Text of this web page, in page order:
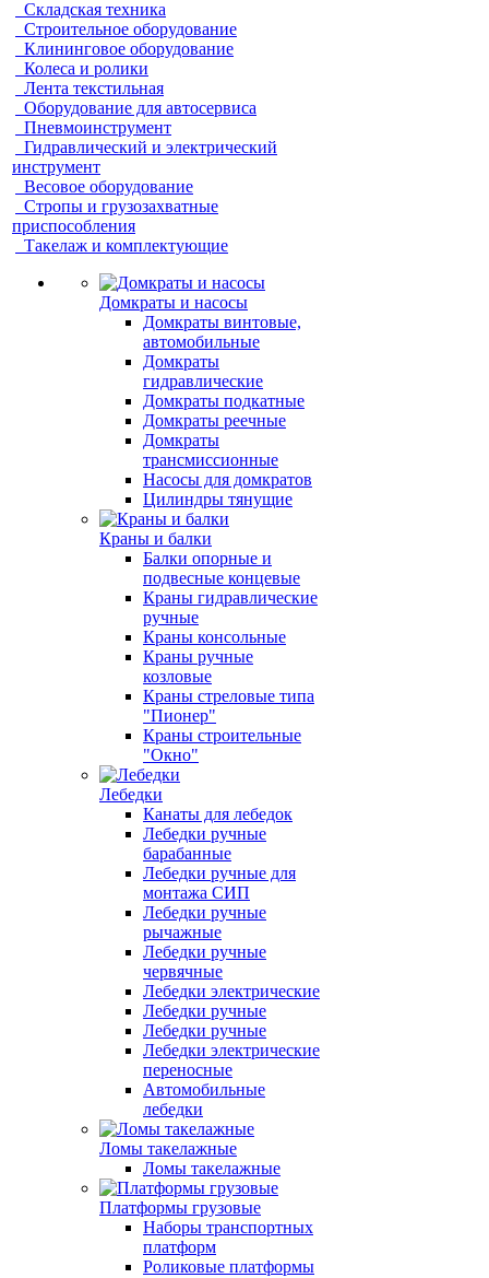
Складская техника
Строительное оборудование
Клининговое оборудование
Колеса и ролики
Лента текстильная
Оборудование для автосервиса
Пневмоинструмент
Гидравлический и электрический
инструмент
Весовое оборудование
Стропы и грузозахватные
приспособления
Такелаж и комплектующие
Домкраты и насосы
Домкраты винтовые,
автомобильные
Домкраты
гидравлические
Домкраты подкатные
Домкраты реечные
Домкраты
трансмиссионные
Насосы для домкратов
Цилиндры тянущие
Краны и балки
Балки опорные и
подвесные концевые
Краны гидравлические
ручные
Краны консольные
Краны ручные
козловые
Краны стреловые типа
"Пионер"
Краны строительные
"Окно"
Лебедки
Канаты для лебедок
Лебедки ручные
барабанные
Лебедки ручные для
монтажа СИП
Лебедки ручные
рычажные
Лебедки ручные
червячные
Лебедки электрические
Лебедки ручные
Лебедки ручные
Лебедки электрические
переносные
Автомобильные
лебедки
Ломы такелажные
Ломы такелажные
Платформы грузовые
Наборы транспортных
платформ
Роликовые платформы